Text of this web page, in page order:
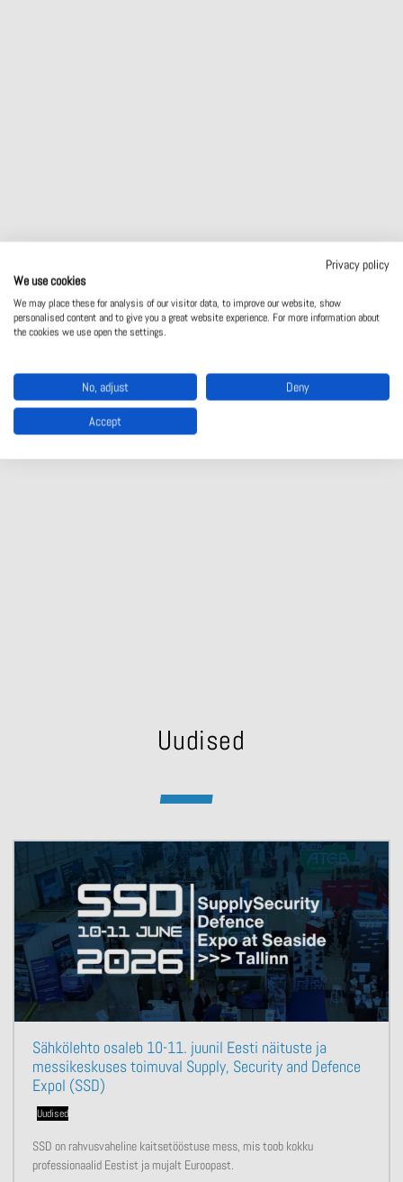
MASINA- JA SEADMETÖÖSTUS
Uudised
Sähkölehto osaleb 10-11. juunil Eesti näituste ja
messikeskuses toimuval Supply, Security and Defence
Expol (SSD)
Uudised
SSD on rahvusvaheline kaitsetööstuse mess, mis toob kokku
professionaalid Eestist ja mujalt Euroopast.
Privacy policy
We use cookies
We may place these for analysis of our visitor data, to improve our website, show
personalised content and to give you a great website experience. For more information about
the cookies we use open the settings.
No, adjust Deny
Accept